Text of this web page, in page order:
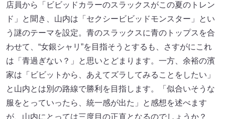
店員から「ビビッドカラーのスラックスがこの夏のトレン
ド」と聞き、山内は「セクシービビッドモンスター」とい
う謎のテーマを設定。青のスラックスに青のトップスを合
わせて、“女銀シャリ”を目指そうとするも、さすがにこれ
は「青過ぎない？」と思いとどまります。一方、余裕の濱
家は「ビビットから、あえてズラしてみることをしたい」
と山内とは別の路線で勝利を目指します。「似合いそうな
服をとっていったら、統一感が出た」と感想を述べます
が、山内にとっては三度目の正直となるのでしょうか？